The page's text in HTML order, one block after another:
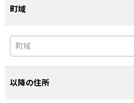
町域
以降の住所